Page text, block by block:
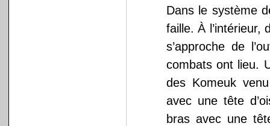
Dans le système
faille. À l’intérieur,
s’approche de
combats ont lieu.
des Komeuk
avec une tête
bras avec une